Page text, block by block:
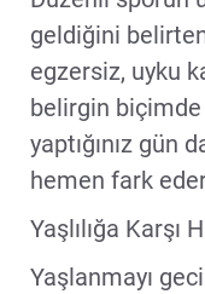
geldiğini
egzersiz, uyku
belirgin
yaptığınız gün
hemen fark
Yaşlılığa Karşı
Yaşlanmayı